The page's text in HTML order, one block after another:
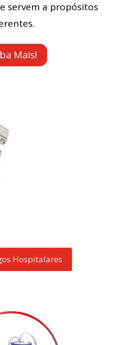
servem a propósitos
Mais!
Hospitalares